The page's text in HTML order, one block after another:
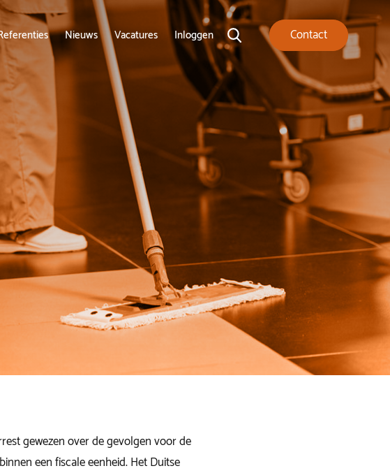
Nieuws Vacatures Inloggen Contact
gewezen over de gevolgen voor de
een fiscale eenheid. Het Duitse